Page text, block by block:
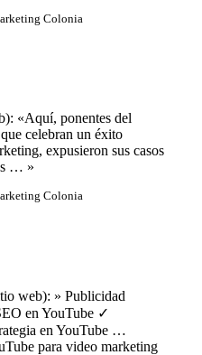
Colonia
«Aquí, ponentes del
celebran un éxito
expusieron sus casos
… »
Colonia
web): » Publicidad
en YouTube ✓
en YouTube …
para video marketing